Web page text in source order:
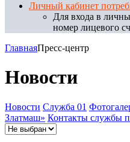
Личный кабинет
Для входа в
номер лицевого
ГлавнаяПресс-центр
Новости
Новости Служба 01
Златмаш» Контакты службы